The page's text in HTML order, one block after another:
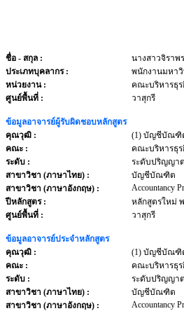
ชื่อ - สกุล :
นางสาวจิราพ
ประเภทบุคลากร :
พนักงานมหา
หน่วยงาน :
คณะบริหารธุร
ศูนย์พื้นที่ :
วาสุกรี
ข้อมูลอาจารย์ผู้รับผิดชอบหลักสูตร
คุณวุฒิ :
(1) บัญชีบัณฑิ
คณะ :
คณะบริหารธุร
ระดับ :
ระดับปริญญา
สาขาวิชา (ภาษาไทย) :
บัญชีบัณฑิต
สาขาวิชา (ภาษาอังกฤษ) :
Accountancy
ปีหลักสูตร :
หลักสูตรใหม่
ศูนย์พื้นที่ :
วาสุกรี
ข้อมูลอาจารย์ประจำหลักสูตร
คุณวุฒิ :
(1) บัญชีบัณฑิ
คณะ :
คณะบริหารธุร
ระดับ :
ระดับปริญญา
สาขาวิชา (ภาษาไทย) :
บัญชีบัณฑิต
สาขาวิชา (ภาษาอังกฤษ) :
Accountancy